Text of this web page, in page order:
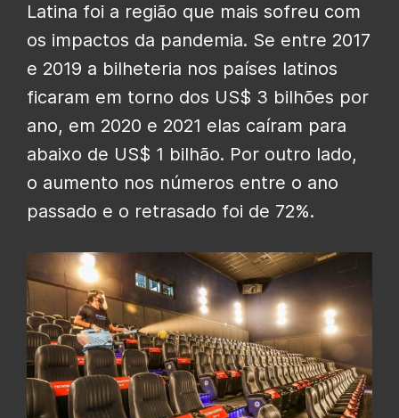
Latina foi a região que mais sofreu com
os impactos da pandemia. Se entre 2017
e 2019 a bilheteria nos países latinos
ficaram em torno dos US$ 3 bilhões por
ano, em 2020 e 2021 elas caíram para
abaixo de US$ 1 bilhão. Por outro lado,
o aumento nos números entre o ano
passado e o retrasado foi de 72%.